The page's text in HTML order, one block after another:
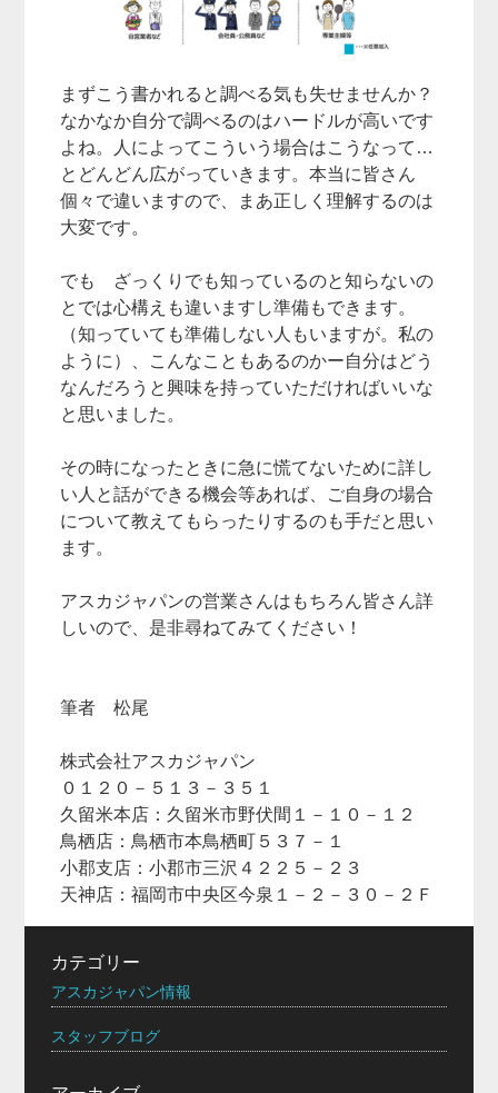
まずこう書かれると調べる気も失せませんか？
なかなか自分で調べるのはハードルが高いです
よね。人によってこういう場合はこうなって…
とどんどん広がっていきます。本当に皆さん
個々で違いますので、まあ正しく理解するのは
大変です。
でも ざっくりでも知っているのと知らないの
とでは心構えも違いますし準備もできます。
（知っていても準備しない人もいますが。私の
ように）、こんなこともあるのかー自分はどう
なんだろうと興味を持っていただければいいな
と思いました。
その時になったときに急に慌てないために詳し
い人と話ができる機会等あれば、ご自身の場合
について教えてもらったりするのも手だと思い
ます。
アスカジャパンの営業さんはもちろん皆さん詳
しいので、是非尋ねてみてください！
筆者 松尾
株式会社アスカジャパン
０１２０－５１３－３５１
久留米本店：久留米市野伏間１－１０－１２
鳥栖店：鳥栖市本鳥栖町５３７－１
小郡支店：小郡市三沢４２２５－２３
天神店：福岡市中央区今泉１－２－３０－２Ｆ
カテゴリー
アスカジャパン情報
スタッフブログ